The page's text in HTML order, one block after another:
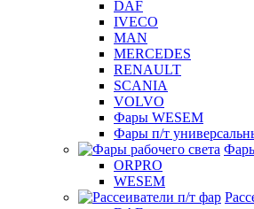
DAF
IVECO
MAN
MERCEDES
RENAULT
SCANIA
VOLVO
Фары WESEM
Фары п/т
ORPRO
WESEM